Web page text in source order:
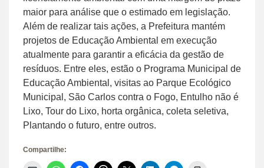
maior para análise que o estimado em legislação.
Além de realizar tais ações, a Prefeitura mantém
projetos de Educação Ambiental em execução
atualmente para garantir a eficácia da gestão de
resíduos. Entre eles, estão o Programa Municipal de
Educação Ambiental, visitas ao Parque Ecológico
Municipal, São Carlos contra o Fogo, Entulho não é
Lixo, Tour do Lixo, horta orgânica, coleta seletiva,
Plantando o futuro, entre outros.
Compartilhe: